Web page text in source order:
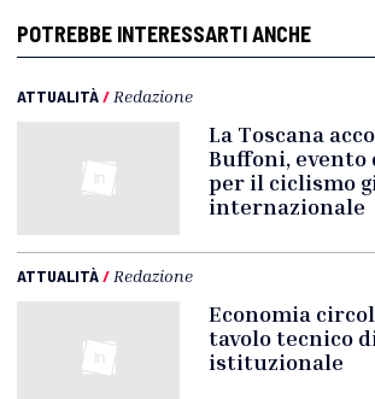
POTREBBE INTERESSARTI ANCHE
ATTUALITÀ/ Redazione
La Toscana
Buffoni,
per il ciclismo
internazionale
ATTUALITÀ/ Redazione
Economia
tavolo tecnico
istituzionale